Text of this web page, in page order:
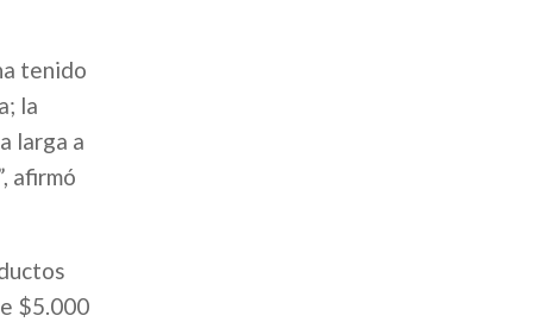
tenido
la
larga a
afirmó
$5.000